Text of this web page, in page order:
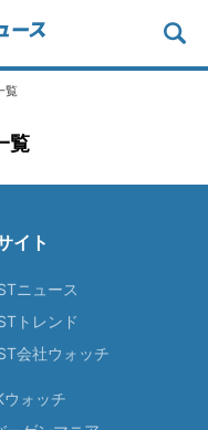
覧
覧
イト
ニュース
トレンド
会社ウォッチ
ウォッチ